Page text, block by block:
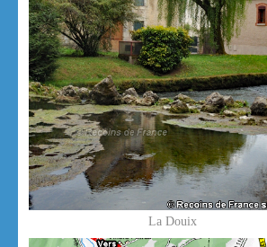
La Douix